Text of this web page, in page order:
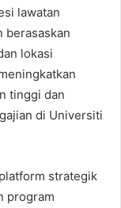
lawatan
berasaskan
lokasi
tinggi dan
di Universiti
strategik
program